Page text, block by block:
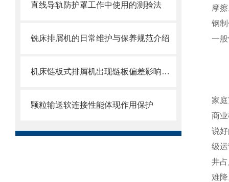
直线导轨防护罩工作中使用的测验法
铣床排屑机的日常维护与保养规范介绍
机床链板式排屑机出现链板偏差影响效率了怎么办？
颗粒输送软连接性能体现作用保护
摩
钢
一
家
商
说
级
井
难